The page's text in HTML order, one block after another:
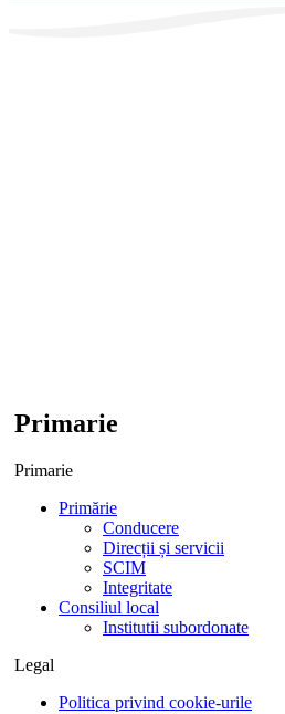
Primarie
Primarie
Primărie
Conducere
Direcții și servicii
SCIM
Integritate
Consiliul local
Institutii subordonate
Legal
Politica privind cookie-urile